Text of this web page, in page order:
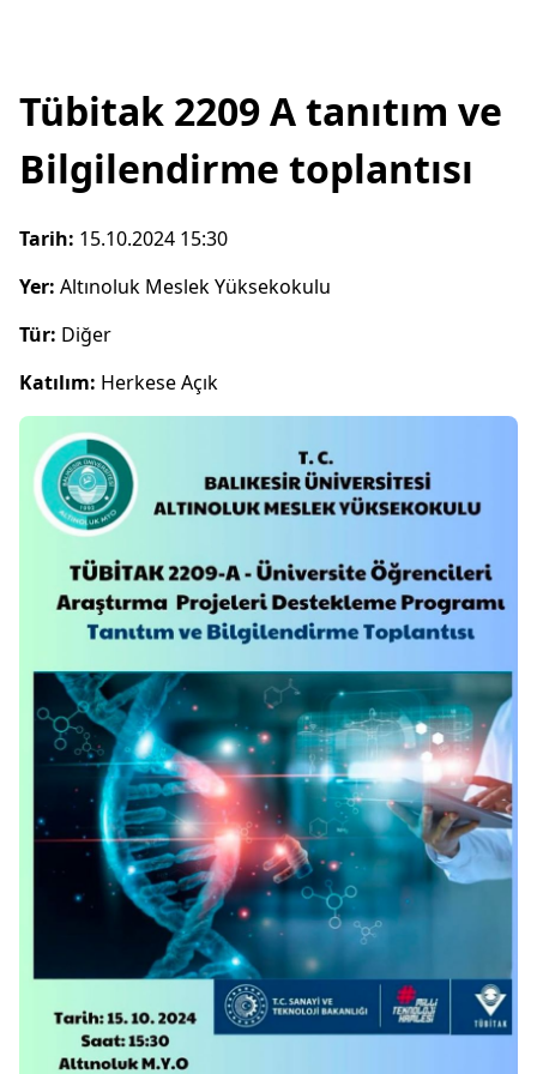
Tübitak 2209 A tanıtım ve
Bilgilendirme toplantısı
Tarih: 15.10.2024 15:30
Yer: Altınoluk Meslek Yüksekokulu
Tür: Diğer
Katılım: Herkese Açık